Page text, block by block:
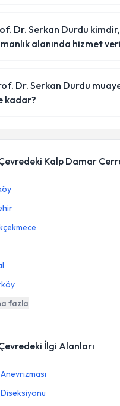
Dr. Serkan Durdu
alanında hizmet
Dr. Serkan Durdu
kadar?
Çevredeki Kalp Damar
fazla
İlgi Alanları